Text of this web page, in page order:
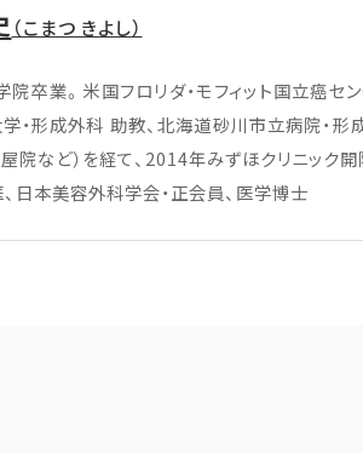
（こまつ きよし）
卒業。米国フロリダ・モフィット国立癌セン
学・形成外科 助教、北海道砂川市立病院・
院など）を経て、2014年みずほクリニック
日本美容外科学会・正会員、医学博士